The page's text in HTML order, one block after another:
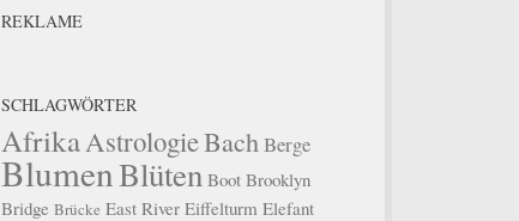
REKLAME
SCHLAGWÖRTER
AfrikaAstrologieBachBerge
BlumenBlüten Boot Brooklyn
Bridge Brücke East River Eiffelturm Elefant